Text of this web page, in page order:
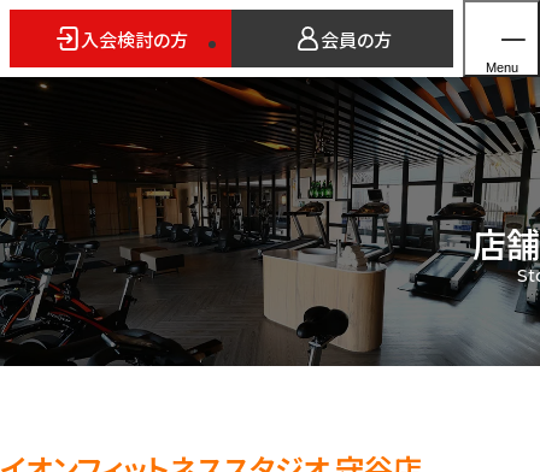
入会検討の方 会員の方
Menu
ホーム
店舗検索
5つのスタイル
3FITとは
店